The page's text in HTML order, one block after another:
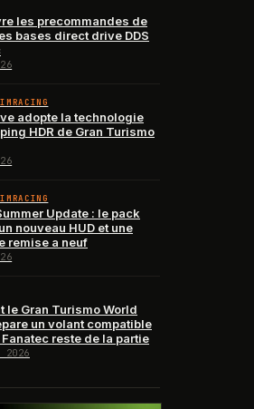
les precommandes de
bases direct drive DDS
adopte la technologie
HDR de Gran Turismo
Update : le pack
nouveau HUD et une
remise a neuf
le Gran Turismo World
un volant compatible
reste de la partie